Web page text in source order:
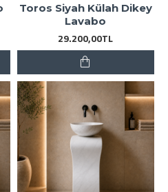
Toros Siyah Külah Dikey
Lavabo
29.200,00TL